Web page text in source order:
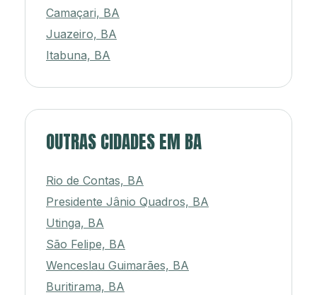
Camaçari, BA
Juazeiro, BA
Itabuna, BA
OUTRAS CIDADES EM BA
Rio de Contas, BA
Presidente Jânio Quadros, BA
Utinga, BA
São Felipe, BA
Wenceslau Guimarães, BA
Buritirama, BA